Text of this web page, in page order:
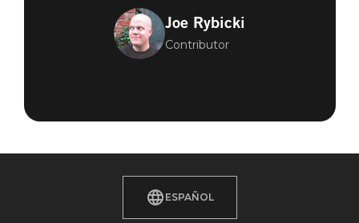
Joe Rybicki
Contributor
ESPAÑOL